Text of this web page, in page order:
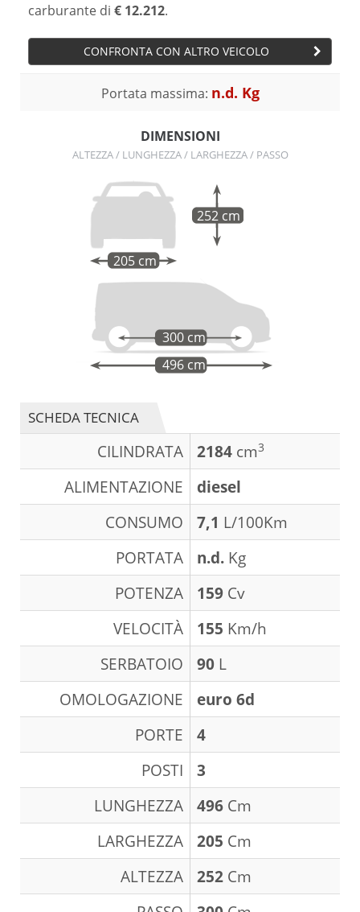
carburante di € 12.212.
CONFRONTA CON ALTRO VEICOLO
Portata massima: n.d. Kg
DIMENSIONI
ALTEZZA / LUNGHEZZA / LARGHEZZA / PASSO
205 cm
252 cm
496 cm
300 cm
SCHEDA TECNICA
CILINDRATA 2184 cm3
ALIMENTAZIONE
diesel
CONSUMO
7,1 L/100Km
PORTATA
n.d. Kg
POTENZA
159 Cv
VELOCITÀ
155 Km/h
SERBATOIO
90 L
OMOLOGAZIONE
euro 6d
PORTE
4
POSTI
3
LUNGHEZZA
496 Cm
LARGHEZZA
205 Cm
ALTEZZA
252 Cm